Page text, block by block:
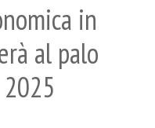
in
al palo